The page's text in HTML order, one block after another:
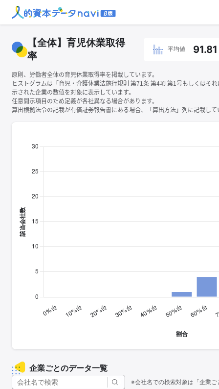
【全体】育児休業取得
率
平均値 91.81
原則、労働者全体の育児休業取得率を掲載しています。
ヒストグラムは「育児・介護休業法施行規則 第71条 第4項 第1号もしくはそ
示された企業の数値を対象に表示しています。
任意開示項目のため定義が各社異なる場合があります。
算出根拠法令の記載が有価証券報告書にある場合、「算出方法」列に記載し
企業ごとのデータ一覧
※会社名での検索対象は「企業